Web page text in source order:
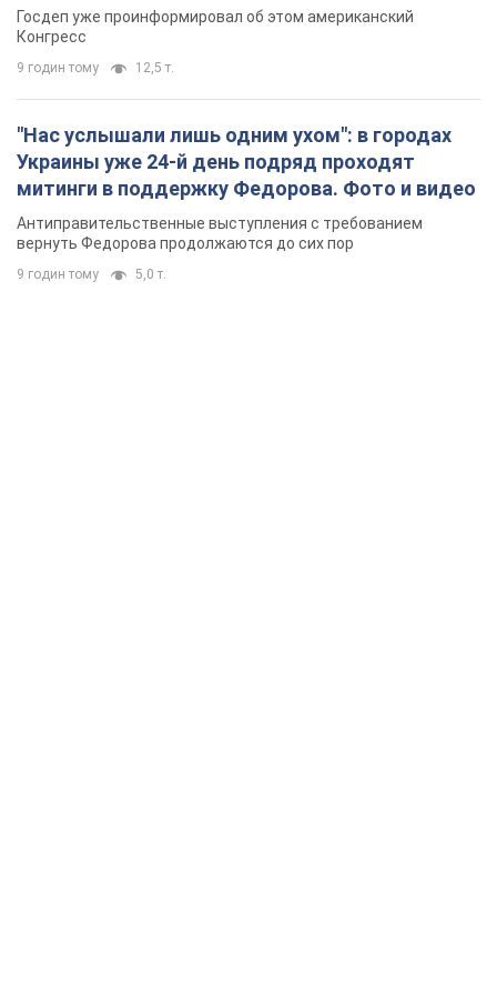
Госдеп уже проинформировал об этом американский
Конгресс
9 годин тому 12,5 т.
"Нас услышали лишь одним ухом": в городах
Украины уже 24-й день подряд проходят
митинги в поддержку Федорова. Фото и видео
Антиправительственные выступления с требованием
вернуть Федорова продолжаются до сих пор
9 годин тому 5,0 т.